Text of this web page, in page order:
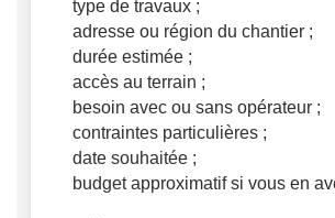
type de travaux ;
adresse ou région du chantier ;
durée estimée ;
accès au terrain ;
besoin avec ou sans opérateur ;
contraintes particulières ;
date souhaitée ;
budget approximatif si vous en